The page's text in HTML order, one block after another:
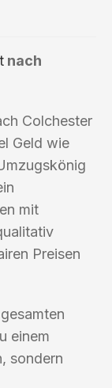
nach
Colchester
Geld wie
mit
Preisen
einem
sondern